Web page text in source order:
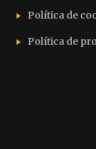
Política de
Política de